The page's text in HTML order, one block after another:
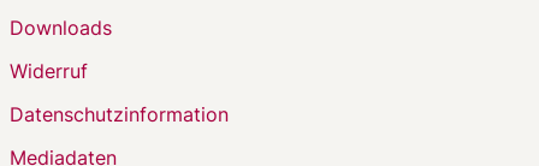
Downloads
Widerruf
Datenschutzinformation
Mediadaten